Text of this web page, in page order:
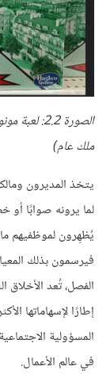
الصورة
ملك عام)
يتخذ المديرون
لما يرونه صوابًا أو
يُظهِرون لموظفيهم
فيرسمون بذلك
الفصل، تُعد
إطارًا لإسهاماتها
المسؤولية
في عالم الأعمال.